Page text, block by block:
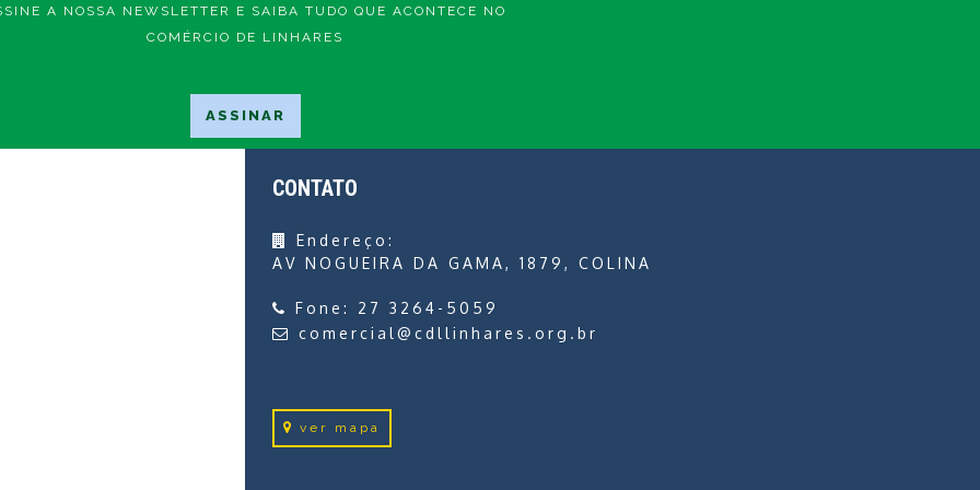
A NOSSA NEWSLETTER E SAIBA TUDO QUE ACONTECE NO
COMÉRCIO DE LINHARES
CONTATO
Endereço:
AV NOGUEIRA DA GAMA, 1879, COLINA
Fone: 27 3264-5059
comercial@cdllinhares.org.br
ver mapa